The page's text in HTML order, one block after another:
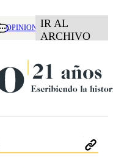
OPINION IR AL
ARCHIVO